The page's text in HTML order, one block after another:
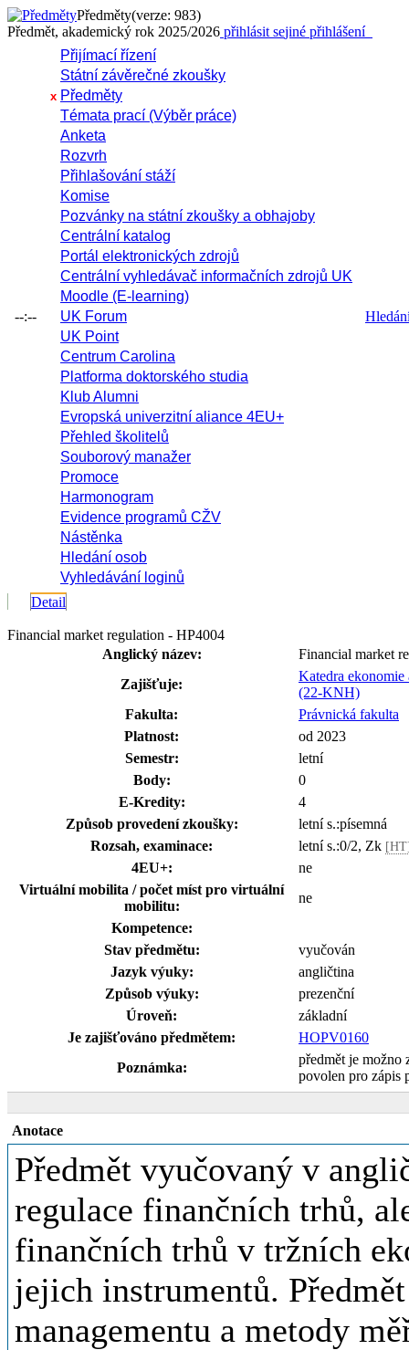
Předměty(verze: 983)
Předmět, akademický rok 2025/2026 přihlásit sejiné přihlášení
--:--
Přijímací řízení
Státní závěrečné zkoušky
x Předměty
Témata prací (Výběr práce)
Anketa
Rozvrh
Přihlašování stáží
Komise
Pozvánky na státní zkoušky a obhajoby
Centrální katalog
Portál elektronických zdrojů
Centrální vyhledávač informačních zdrojů UK
Moodle (E-learning)
UK Forum
UK Point
Centrum Carolina
Platforma doktorského studia
Klub Alumni
Evropská univerzitní aliance 4EU+
Přehled školitelů
Souborový manažer
Promoce
Harmonogram
Evidence programů CŽV
Nástěnka
Hledání osob
Vyhledávání loginů
Detail
Financial market regulation - HP4004
Anglický název:
Financial market
Zajišťuje:
Katedra
(22-KNH)
Fakulta:
Právnická fakulta
Platnost:
od 2023
Semestr:
letní
Body:
0
E-Kredity:
4
Způsob provedení zkoušky:
letní s.:písemná
Rozsah, examinace:
letní s.:0/2, Zk
4EU+:
ne
Virtuální mobilita / počet míst pro virtuální
mobilitu:
ne
Kompetence:
Stav předmětu:
vyučován
Jazyk výuky:
angličtina
Způsob výuky:
prezenční
Úroveň:
základní
Je zajišťováno předmětem:
HOPV0160
Poznámka:
předmět je možno
povolen pro zápis
Anotace
Předmět vyučovaný v
regulace finančních trhů,
finančních trhů v tržních
jejich instrumentů.
managementu a metody